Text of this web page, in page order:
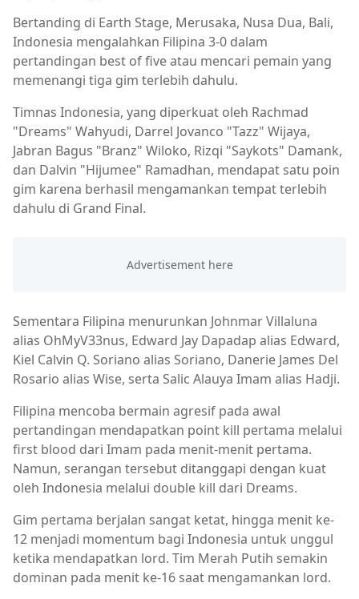
Bertanding di Earth Stage, Merusaka, Nusa Dua, Bali,
Indonesia mengalahkan Filipina 3-0 dalam
pertandingan best of five atau mencari pemain yang
memenangi tiga gim terlebih dahulu.
Timnas Indonesia, yang diperkuat oleh Rachmad
"Dreams" Wahyudi, Darrel Jovanco "Tazz" Wijaya,
Jabran Bagus "Branz" Wiloko, Rizqi "Saykots" Damank,
dan Dalvin "Hijumee" Ramadhan, mendapat satu poin
gim karena berhasil mengamankan tempat terlebih
dahulu di Grand Final.
Sementara Filipina menurunkan Johnmar Villaluna
alias OhMyV33nus, Edward Jay Dapadap alias Edward,
Kiel Calvin Q. Soriano alias Soriano, Danerie James Del
Rosario alias Wise, serta Salic Alauya Imam alias Hadji.
Filipina mencoba bermain agresif pada awal
pertandingan mendapatkan point kill pertama melalui
first blood dari Imam pada menit-menit pertama.
Namun, serangan tersebut ditanggapi dengan kuat
oleh Indonesia melalui double kill dari Dreams.
Gim pertama berjalan sangat ketat, hingga menit ke-
12 menjadi momentum bagi Indonesia untuk unggul
ketika mendapatkan lord. Tim Merah Putih semakin
dominan pada menit ke-16 saat mengamankan lord.